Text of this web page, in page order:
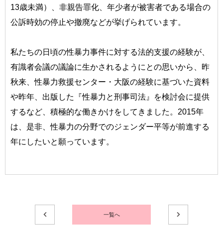
13歳未満）、非親告罪化、年少者が被害者である場合の
公訴時効の停止や撤廃などが挙げられています。
私たちの日頃の性暴力事件に対する法的支援の経験が、
有識者会議の議論に生かされるようにとの思いから、昨
秋来、性暴力救援センター・大阪の経験に基づいた資料
や昨年、出版した『性暴力と刑事司法』を検討会に提供
するなど、積極的な働きかけをしてきました。2015年
は、是非、性暴力の分野でのジェンダー平等が前進する
年にしたいと願っています。
一覧へ